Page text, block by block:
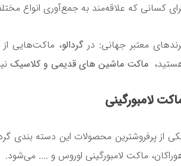
کسانی که علاقه‌مند به جمع‌آوری انواع
معتبر جهانی: درگردالو
ماکت ماشین های قدیمی و کلاسیک
لامبورگینی
از پرفروشترین محصولات این دسته بندی
ماکت لامبورگینی اوروس و .... می‌شود.